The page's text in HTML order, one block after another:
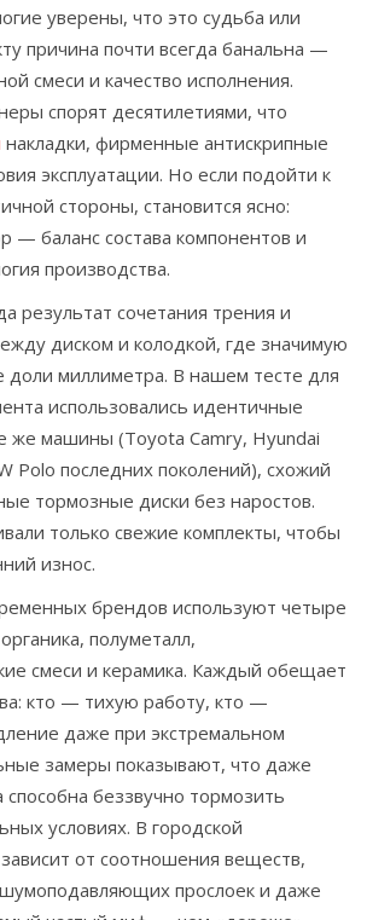
уверены, что это судьба или
причина почти всегда банальна —
смеси и качество исполнения.
спорят десятилетиями, что
накладки, фирменные антискрипные
эксплуатации. Но если подойти к
стороны, становится ясно:
баланс состава компонентов и
производства.
результат сочетания трения и
диском и колодкой, где значимую
доли миллиметра. В нашем тесте для
использовались идентичные
же машины (Toyota Camry, Hyundai
Polo последних поколений), схожий
тормозные диски без наростов.
только свежие комплекты, чтобы
износ.
брендов используют четыре
полуметалл,
смеси и керамика. Каждый обещает
кто — тихую работу, кто —
даже при экстремальном
замеры показывают, что даже
способна беззвучно тормозить
условиях. В городской
зависит от соотношения веществ,
прослоек и даже